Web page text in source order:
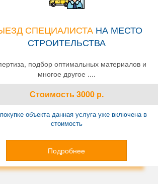
СПЕЦИАЛИСТАНА МЕСТО
СТРОИТЕЛЬСТВА
подбор оптимальных материалов и
многое другое ....
Стоимость3000р.
объекта данная услуга уже включена в
стоимость
Подробнее